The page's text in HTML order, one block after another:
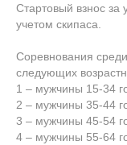
Стартовый взнос за
учетом скипаса.
Соревнования
следующих
1 – мужчины 15-34
2 – мужчины 35-44
3 – мужчины 45-54
4 – мужчины 55-64